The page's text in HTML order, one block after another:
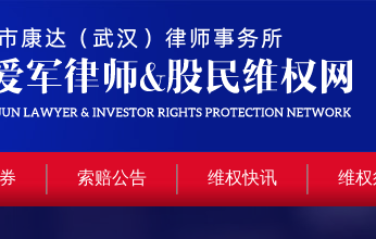
索赔公告 维权快讯 维权